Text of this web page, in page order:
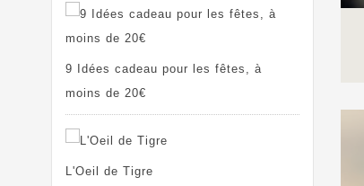
9 Idées cadeau pour les fêtes, à
moins de 20€
L'Oeil de Tigre